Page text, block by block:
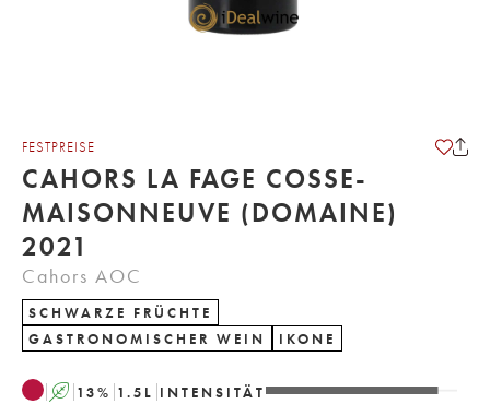
FESTPREISE
CAHORS LA FAGE COSSE-
MAISONNEUVE (DOMAINE)
2021
Cahors AOC
SCHWARZE FRÜCHTE
GASTRONOMISCHER WEIN
IKONE
A 13% 1.5 L INTENSITÄT